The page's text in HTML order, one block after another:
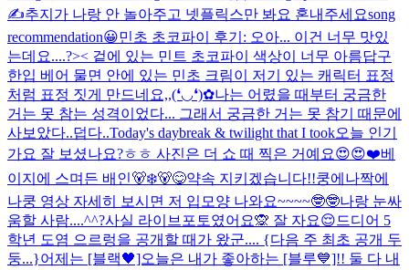
✍️추지가 나랑 안 놀아주고 넷플릭스만 봐요 혼내주세요song
recommendation😀민초 초코파이 후기: 오아... 이건 너무 맛있
는데요....?>< 겉에 있는 민트 초코파이 색상이 너무 아름답구
한입 베어 물면 안에 있는 민초 크림이 저기 있는 캐릭터 표정
처럼 표정 짓게 만드네요,,(❛◡❛)✿나는 어렸을 때부터 궁금한
거는 못 참는 성격이었다... 그래서 궁금한 거는 못 참기 때문에
사보았다..덥다..Today's daybreak & twilight that I took오늘 인기
가요 잘 보셨나요?ㅎㅎ 사진은 더 쇼 때 찍은 거예요😍😍❤️베
이지에 스며든 배인🐻‍❄️🐻😋약속 지키겠습니다!!쿵에나짝에
나쿵 영상 자세히 보시면 저 입모양 나와요~~~~🤓🤓나랑 눈싸
움할 사람....^^?사실 라이브포토였어요🙊 잘 자요😌드디어 5
학년 도염 으르렁을 공개할 때가 왔군.... {다음 주 최초 공개 두
둥...}어제는 [블랙🖤]오늘은 내가 좋아하는 [블루💙]!! 둘 다 내